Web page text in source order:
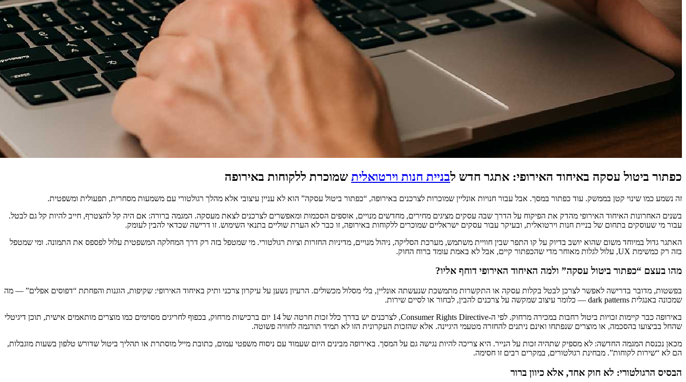
כפתור ביטול עסקה באיחוד האירופי: אתגר חדש לבניית חנות וירטואלית שמוכרת ללקוחות באירופה
זה נשמע כמו שינוי קטן בממשק. עוד כפתור במסך. אבל עבור חנויות אונליין שמוכרות לצרכנים באירופה, “כפתור ביטול עסקה” הוא לא עניין עיצובי אלא מהלך רגולטורי עם משמעות מסחרית, תפעולית ומשפטית.
בשנים האחרונות האיחוד האירופי מהדק את הפיקוח על הדרך שבה עסקים מציגים מחירים, מחדשים מנויים, אוספים הסכמות ומאפשרים לצרכנים לצאת מעסקה. המגמה ברורה: אם היה קל להצטרף, חייב להיות קל גם לבטל.
עבור מי שעוסקים בתחום של בניית חנות וירטואלית, ובעיקר עבור עסקים ישראליים שמוכרים ללקוחות באירופה, זו כבר לא הערת שוליים בתנאי השימוש. זו דרישה שכדאי להבין לעומק.
האתגר גדול במיוחד משום שהוא יושב בדיוק על קו התפר שבין חוויית משתמש, מערכת הסליקה, ניהול מנויים, מדיניות החזרות וציות רגולטורי. מי שמטפל בזה רק דרך המחלקה המשפטית עלול לפספס את התמונה. ומי שמטפל
בזה רק כמשימת UX, עלול לגלות מאוחר מדי שהכפתור קיים, אבל לא באמת עומד ברוח החוק.
מהו בעצם “כפתור ביטול עסקה” ולמה האיחוד האירופי דוחף אליו?
בפשטות, מדובר בדרישה לאפשר לצרכן לבטל בקלות עסקה או התקשרות מתמשכת שנעשתה אונליין, בלי מסלול מכשולים. הרעיון נשען על עיקרון צרכני ותיק באיחוד האירופי: שקיפות, הוגנות והפחתת “דפוסים אפלים” — מה
שמכונה באנגלית dark patterns — כלומר עיצוב שמקשה על צרכנים להבין, לבחור או לסיים שירות.
באירופה כבר קיימות זכויות ביטול רחבות במכירה מרחוק. לפי ה-Consumer Rights Directive, לצרכנים יש בדרך כלל זכות חרטה של 14 יום ברכישות מרחוק, בכפוף לחריגים מסוימים כמו מוצרים מותאמים אישית, תוכן דיגיטלי
שהחל בביצועו בהסכמה, או מוצרים שנפתחו ואינם ניתנים להחזרה מטעמי היגיינה. אלא שהזכות העקרונית הזו לא תמיד תורגמה לחוויה פשוטה.
מכאן נכנסת המגמה החדשה: לא מספיק שתהיה זכות על הנייר. היא צריכה להיות נגישה גם על המסך. באירופה מבינים היום שעמוד עם ניסוח משפטי עמום, כתובת מייל מוסתרת או תהליך ביטול שדורש טלפון בשעות מוגבלות,
הם לא “שירות לקוחות”. מבחינת רגולטורים, במקרים רבים זו חסימה.
הבסיס הרגולטורי: לא חוק אחד, אלא כיוון ברור